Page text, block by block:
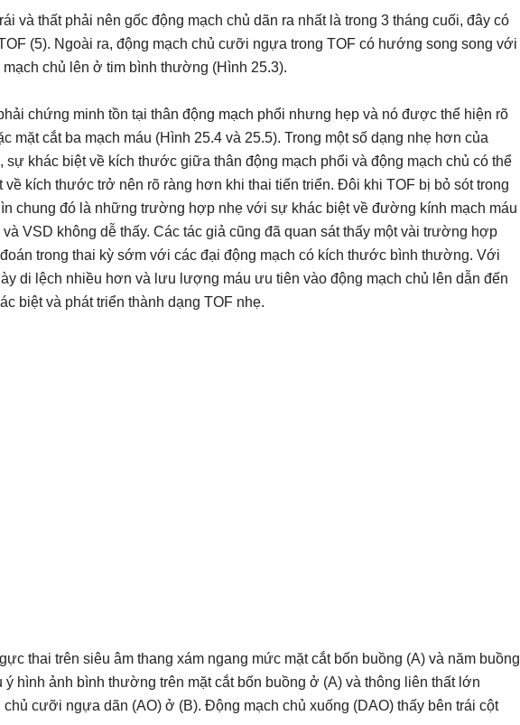
và thất phải nên gốc động mạch chủ dãn ra nhất là trong 3 tháng cuối, đây có
(5). Ngoài ra, động mạch chủ cưỡi ngựa trong TOF có hướng song song với
chủ lên ở tim bình thường (Hình 25.3).
chứng minh tồn tại thân động mạch phổi nhưng hẹp và nó được thể hiện rõ
mặt cắt ba mạch máu (Hình 25.4 và 25.5). Trong một số dạng nhẹ hơn của
sự khác biệt về kích thước giữa thân động mạch phổi và động mạch chủ có thể
về kích thước trở nên rõ ràng hơn khi thai tiến triển. Đôi khi TOF bị bỏ sót trong
chung đó là những trường hợp nhẹ với sự khác biệt về đường kính mạch máu
VSD không dễ thấy. Các tác giả cũng đã quan sát thấy một vài trường hợp
trong thai kỳ sớm với các đại động mạch có kích thước bình thường. Với
di lệch nhiều hơn và lưu lượng máu ưu tiên vào động mạch chủ lên dẫn đến
biệt và phát triển thành dạng TOF nhẹ.
thai trên siêu âm thang xám ngang mức mặt cắt bốn buồng (A) và năm buồng
hình ảnh bình thường trên mặt cắt bốn buồng ở (A) và thông liên thất lớn
chủ cưỡi ngựa dãn (AO) ở (B). Động mạch chủ xuống (DAO) thấy bên trái cột